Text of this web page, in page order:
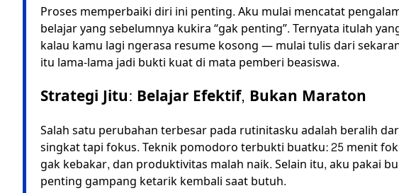
Proses memperbaiki diri ini penting. Aku mulai mencatat
belajar yang sebelumnya kukira “gak penting”. Ternyata itulah
kalau kamu lagi ngerasa resume kosong — mulai tulis dari
itu lama-lama jadi bukti kuat di mata pemberi beasiswa.
Strategi Jitu: Belajar Efektif, Bukan Maraton
Salah satu perubahan terbesar pada rutinitasku adalah beralih
singkat tapi fokus. Teknik pomodoro terbukti buatku: 25 menit
gak kebakar, dan produktivitas malah naik. Selain itu, aku pakai
penting gampang ketarik kembali saat butuh.